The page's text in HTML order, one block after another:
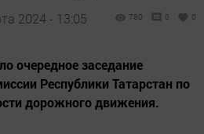
2024 - 13:05 780 0 0
очередное заседание
Республики Татарстан по
дорожного движения.